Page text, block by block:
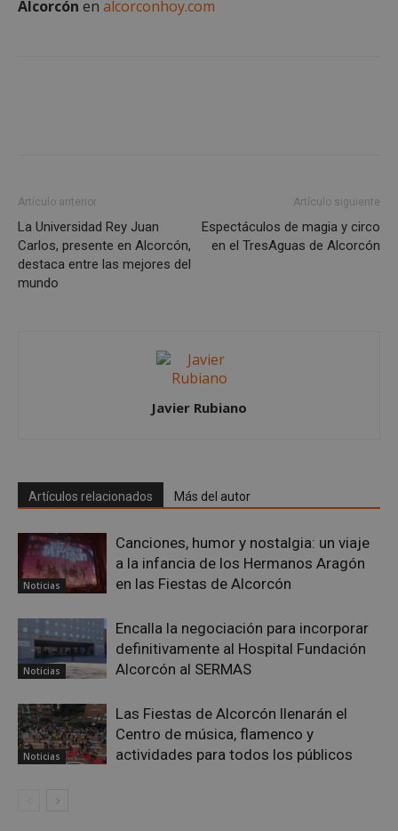
Alcorcón en alcorconhoy.com
Artículo anterior
La Universidad Rey Juan
Carlos, presente en Alcorcón,
destaca entre las mejores del
mundo
Artículo siguiente
Espectáculos de magia y circo
en el TresAguas de Alcorcón
Javier Rubiano
Artículos relacionados Más del autor
Noticias
Canciones, humor y nostalgia: un viaje
a la infancia de los Hermanos Aragón
en las Fiestas de Alcorcón
Noticias
Encalla la negociación para incorporar
definitivamente al Hospital Fundación
Alcorcón al SERMAS
Noticias
Las Fiestas de Alcorcón llenarán el
Centro de música, flamenco y
actividades para todos los públicos
Cookies de funcionalidad
Cookies no clasificadas
las cookies estrictamente necesarias.
Privacy Policy